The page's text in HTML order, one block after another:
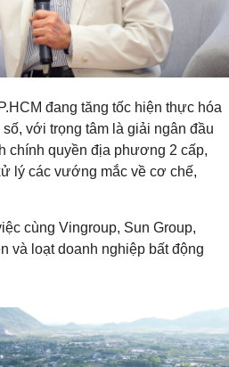
đang tăng tốc hiện thực hóa
với trọng tâm là giải ngân đầu
chính quyền địa phương 2 cấp,
lý các vướng mắc về cơ chế,
cùng Vingroup, Sun Group,
và loạt doanh nghiệp bất động